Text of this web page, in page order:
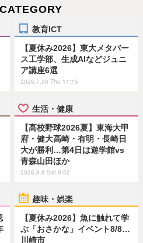
教育ICT
【夏休み2026】東大メタバー
ス工学部、生成AIなどジュニ
ア講座6選
2026.7.30 Thu 11:15
生活・健康
【高校野球2026夏】東海大甲
府・健大高崎・有明・長崎日
大が勝利…第4日は遊学館vs
青森山田ほか
2026.8.8 Sat 9:52
趣味・娯楽
【夏休み2026】魚に触れて学
ぶ「おさかな」イベント8/8…
川崎市